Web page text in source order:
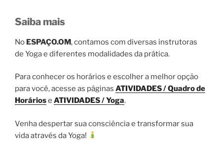
Saiba mais
No ESPAÇO.OM, contamos com diversas instrutoras
de Yoga e diferentes modalidades da prática.
Para conhecer os horários e escolher a melhor opção
para você, acesse as páginas ATIVIDADES / Quadro de
Horáriose ATIVIDADES / Yoga.
Venha despertar sua consciência e transformar sua
vida através da Yoga!